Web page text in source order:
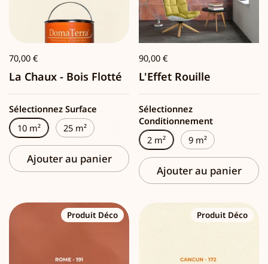
70,00 €
La Chaux - Bois Flotté
Sélectionnez Surface
10 m²
25 m²
Ajouter au panier
90,00 €
L'Effet Rouille
Sélectionnez
Conditionnement
2 m²
9 m²
Ajouter au panier
Produit Déco Produit Déco